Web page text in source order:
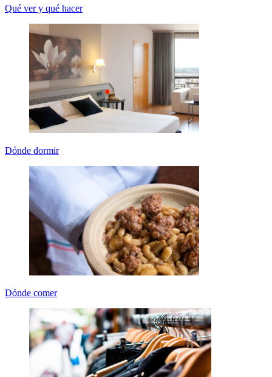
Qué ver y qué hacer
Dónde dormir
Dónde comer